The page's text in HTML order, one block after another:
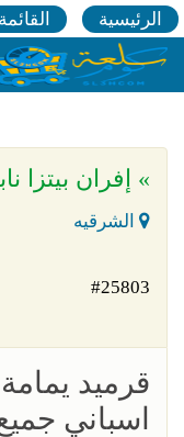
الرئيسية
» إفران بيتزا
الشرقيه
#25803
قرميد
اسباني